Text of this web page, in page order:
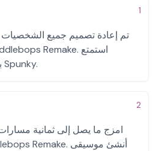
1
تم إعادة تصميم جميع
بالترقية المرئية على لعبة Spunky.
2
امزج ما يصل إلى ثمانية